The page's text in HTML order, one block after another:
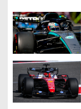
d
e
e
n
t